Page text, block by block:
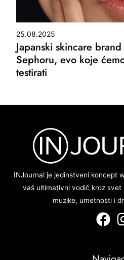
25.08.2025
Japanski skincare
Sephoru, evo koje
testirati
INJournal je jedinstveni koncept
vaš ultimativni vodič kroz
muzike, umetnosti i